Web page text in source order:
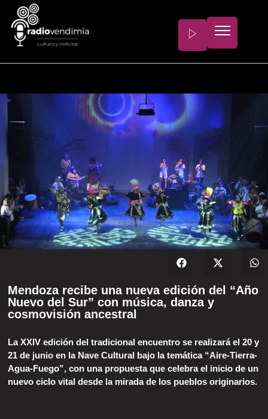
Mendoza recibe una nueva edición del “Año
Nuevo del Sur” con música, danza y
cosmovisión ancestral
La XXIV edición del tradicional encuentro se realizará el 20 y
21 de junio en la Nave Cultural bajo la temática “Aire-Tierra-
Agua-Fuego”, con una propuesta que celebra el inicio de un
nuevo ciclo vital desde la mirada de los pueblos originarios.